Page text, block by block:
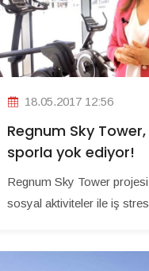
18.05.2017 12:56
Regnum Sky
sporla yok ediyor!
Regnum Sky Tower
sosyal aktiviteler ile iş